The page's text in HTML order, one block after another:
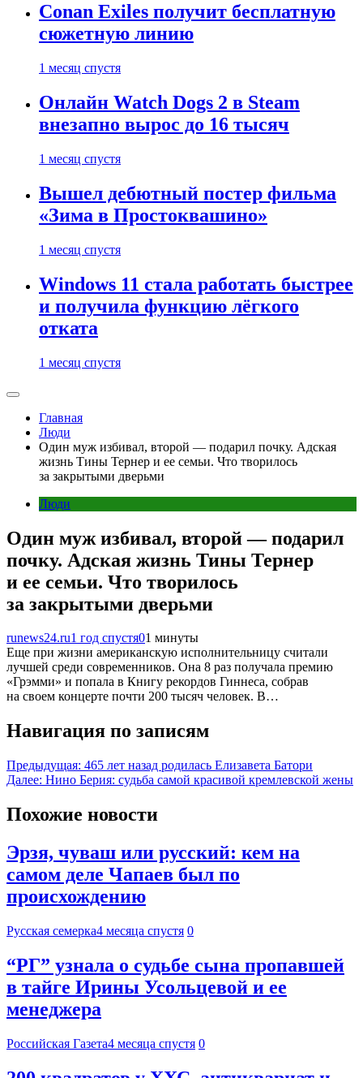
Conan Exiles получит бесплатную
сюжетную линию
1 месяц спустя
Онлайн Watch Dogs 2 в Steam
внезапно вырос до 16 тысяч
1 месяц спустя
Вышел дебютный постер фильма
«Зима в Простоквашино»
1 месяц спустя
Windows 11 стала работать быстрее
и получила функцию лёгкого
отката
1 месяц спустя
Главная
Люди
Один муж избивал, второй — подарил почку. Адская
жизнь Тины Тернер и ее семьи. Что творилось
за закрытыми дверьми
Люди
Один муж избивал, второй — подарил
почку. Адская жизнь Тины Тернер
и ее семьи. Что творилось
за закрытыми дверьми
runews24.ru1 год спустя01 минуты
Еще при жизни американскую исполнительницу считали
лучшей среди современников. Она 8 раз получала премию
«Грэмми» и попала в Книгу рекордов Гиннеса, собрав
на своем концерте почти 200 тысяч человек. В…
Навигация по записям
Предыдущая: 465 лет назад родилась Елизавета Батори
Далее: Нино Берия: судьба самой красивой кремлевской жены
Похожие новости
Эрзя, чуваш или русский: кем на
самом деле Чапаев был по
происхождению
Русская семерка4 месяца спустя 0
“РГ” узнала о судьбе сына пропавшей
в тайге Ирины Усольцевой и ее
менеджера
Российская Газета4 месяца спустя 0